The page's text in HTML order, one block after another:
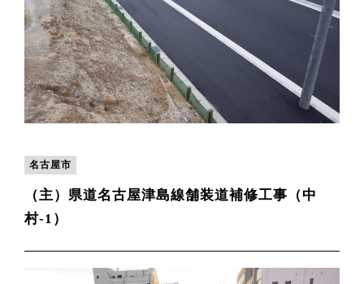
名古屋市
（主）県道名古屋津島線舗装道補修工事（中
村-1）